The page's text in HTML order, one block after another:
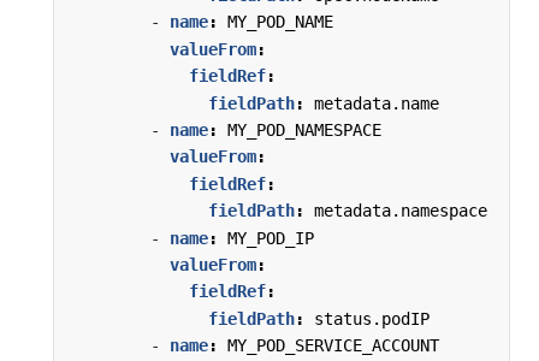
- name:
MY_POD_NAME
valueFrom:
fieldRef:
fieldPath:
metadata.name
- name:
MY_POD_NAMESPACE
valueFrom:
fieldRef:
fieldPath:
metadata.namespace
- name:
MY_POD_IP
valueFrom:
fieldRef:
fieldPath:
status.podIP
- name:
MY_POD_SERVICE_ACCOUNT